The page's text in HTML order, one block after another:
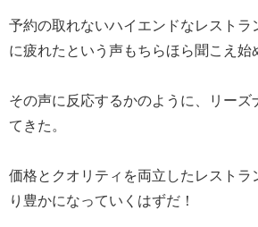
予約の取れないハイエンドなレストラ
に疲れたという声もちらほら聞こえ始
その声に反応するかのように、リーズ
てきた。
価格とクオリティを両立したレストラ
り豊かになっていくはずだ！